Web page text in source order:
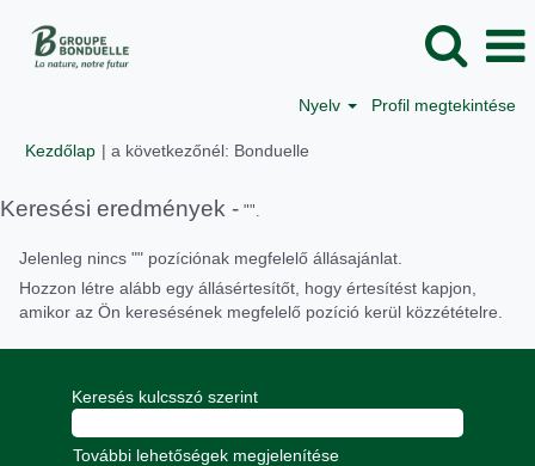
Nyelv Profil megtekintése
Kezdőlap | a következőnél: Bonduelle
Keresési eredmények - "".
Jelenleg nincs "" pozíciónak megfelelő állásajánlat.
Hozzon létre alább egy állásértesítőt, hogy értesítést kapjon,
amikor az Ön keresésének megfelelő pozíció kerül közzétételre.
Keresés kulcsszó szerint
További lehetőségek megjelenítése